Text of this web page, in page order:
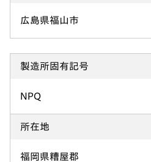
広島県福山市
製造所固有記号
NPQ
所在地
福岡県糟屋郡